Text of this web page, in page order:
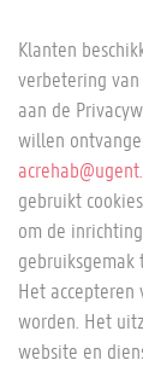
Klanten
verbetering van
aan de
willen
gebruikt
om de
Het accepteren
worden. Het
website en